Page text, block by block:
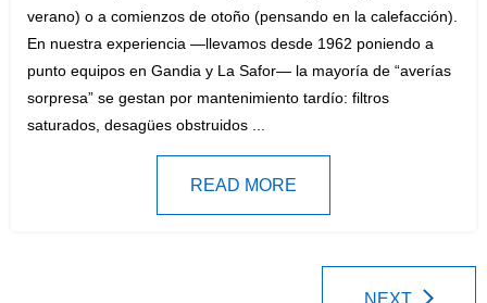
verano) o a comienzos de otoño (pensando en la calefacción).
En nuestra experiencia —llevamos desde 1962 poniendo a
punto equipos en Gandia y La Safor— la mayoría de “averías
sorpresa” se gestan por mantenimiento tardío: filtros
saturados, desagües obstruidos ...
READ MORE
NEXT